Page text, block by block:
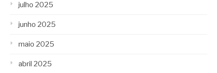
julho 2025
junho 2025
maio 2025
abril 2025